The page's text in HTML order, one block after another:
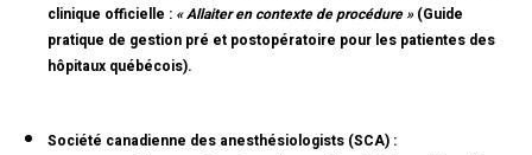
clinique officielle : « Allaiter en contexte de procédure »(Guide
pratique de gestion pré et postopératoire pour les patientes des
hôpitaux québécois).
Société canadienne des anesthésiologists (SCA) :